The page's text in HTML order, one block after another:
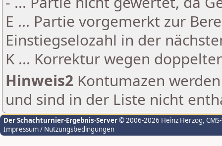
E ... Partie vorgemerkt zur
Einstiegselozahl in der
K ... Korrektur wegen
Hinweis2 Kontumazen
und sind in der Liste nicht
Der Schachturnier-Ergebnis-Server© 2006-2026 Heinz Herzog,
Impressum / Nutzungsbedingungen